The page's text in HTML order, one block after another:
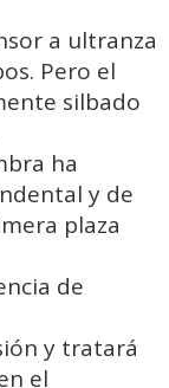
a ultranza
Pero el
silbado
ha
y de
plaza
de
y tratará
el